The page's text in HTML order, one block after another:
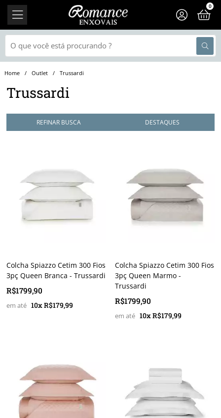
0
Outlet Trussardi
Trussardi
REFINAR BUSCA
Colcha Spiazzo Cetim 300 Fios
3pç Queen Branca - Trussardi
R$1799,90
10x R$179,99
Colcha Spiazzo Cetim 300 Fios
3pç Queen Marmo -
Trussardi
R$1799,90
10x R$179,99